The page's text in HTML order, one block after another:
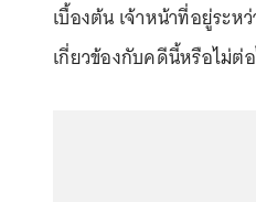
เบื้องต้น เจ้าหน้าที่อยู่ระ
เกี่ยวข้องกับคดีนี้หรือไม่ต่